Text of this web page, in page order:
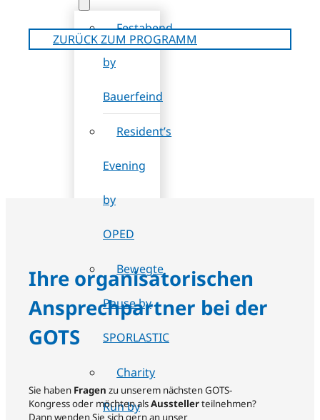
Festabend
by
Bauerfeind
Resident’s
Evening
by
OPED
Bewegte
Pause by
SPORLASTIC
Charity
Run by
ZURÜCK ZUM PROGRAMM
Ihre organisatorischen
Ansprechpartner bei der
GOTS
Sie haben Fragen zu unserem nächsten GOTS-
Kongress oder möchten alsAusstellerteilnehmen?
Dann wenden Sie sich gern an unser